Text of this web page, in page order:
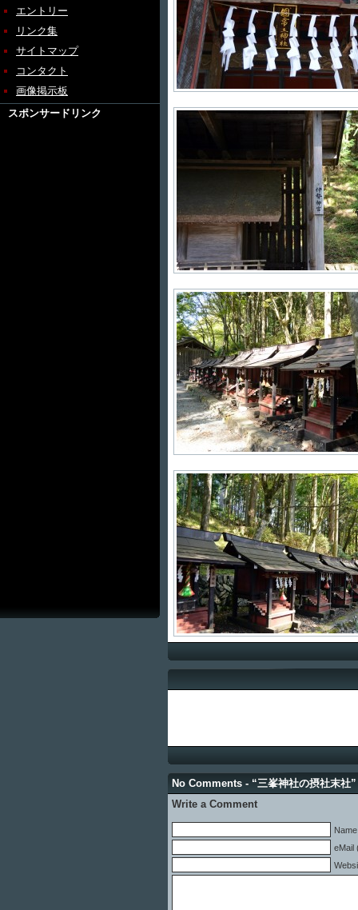
エントリー
リンク集
サイトマップ
コンタクト
画像掲示板
スポンサードリンク
No Comments - “三峯神社の摂社末社”
Write a Comment
eMail